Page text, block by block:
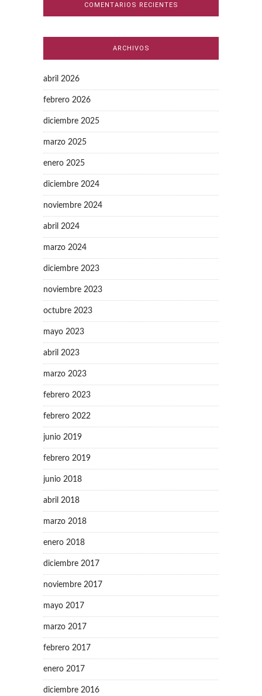
COMENTARIOS RECIENTES
ARCHIVOS
abril 2026
febrero 2026
diciembre 2025
marzo 2025
enero 2025
diciembre 2024
noviembre 2024
abril 2024
marzo 2024
diciembre 2023
noviembre 2023
octubre 2023
mayo 2023
abril 2023
marzo 2023
febrero 2023
febrero 2022
junio 2019
febrero 2019
junio 2018
abril 2018
marzo 2018
enero 2018
diciembre 2017
noviembre 2017
mayo 2017
marzo 2017
febrero 2017
enero 2017
diciembre 2016